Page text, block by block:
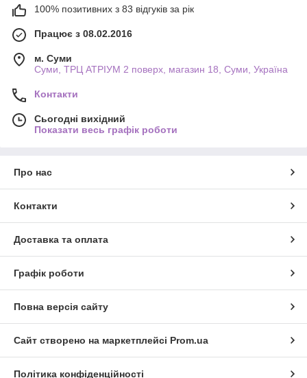
100% позитивних з 83 відгуків за рік
Працює з 08.02.2016
м. Суми
Суми, ТРЦ АТРІУМ 2 поверх, магазин 18, Суми, Україна
Контакти
Сьогодні вихідний
Показати весь графік роботи
Про нас
Контакти
Доставка та оплата
Графік роботи
Повна версія сайту
Сайт створено на маркетплейсі Prom.ua
Політика конфіденційності